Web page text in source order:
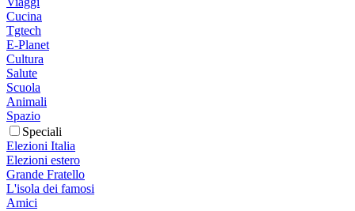
Cucina
Tgtech
E-Planet
Cultura
Salute
Scuola
Animali
Spazio
Speciali
Elezioni Italia
Elezioni estero
Grande Fratello
L'isola dei famosi
Amici